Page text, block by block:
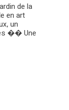
de la
en art
un
�� Une